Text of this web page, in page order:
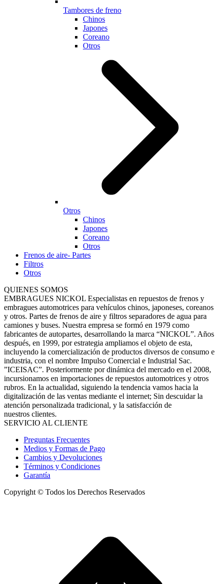
Tambores de freno
Chinos
Japones
Coreano
Otros
Otros
Chinos
Japones
Coreano
Otros
Frenos de aire- Partes
Filtros
Otros
QUIENES SOMOS
EMBRAGUES NICKOL Especialistas en repuestos de frenos y
embragues automotrices para vehículos chinos, japoneses, coreanos
y otros. Partes de frenos de aire y filtros separadores de agua para
camiones y buses. Nuestra empresa se formó en 1979 como
fabricantes de autopartes, desarrollando la marca “NICKOL”. Años
después, en 1999, por estrategia ampliamos el objeto de esta,
incluyendo la comercialización de productos diversos de consumo e
industria, con el nombre Impulso Comercial e Industrial Sac.
”ICEISAC”. Posteriormente por dinámica del mercado en el 2008,
incursionamos en importaciones de repuestos automotrices y otros
rubros. En la actualidad, siguiendo la tendencia vamos hacia la
digitalización de las ventas mediante el internet; Sin descuidar la
atención personalizada tradicional, y la satisfacción de
nuestros clientes.
SERVICIO AL CLIENTE
Preguntas Frecuentes
Medios y Formas de Pago
Cambios y Devoluciones
Términos y Condiciones
Garantía
Copyright © Todos los Derechos Reservados